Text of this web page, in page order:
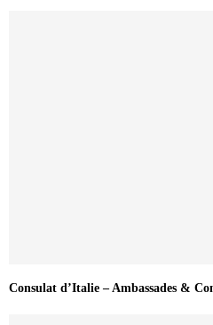
Consulat d’Italie – Ambassades &